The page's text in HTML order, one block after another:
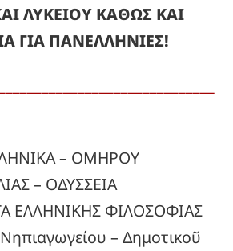
ΛΥΚΕΙΟΥ ΚΑΘΩΣ ΚΑΙ
ΓΙΑ ΠΑΝΕΛΛΗΝΙΕΣ!
– ΟΜΗΡΟΥ
– ΟΔΥΣΣΕΙΑ
ΕΛΛΗΝΙΚΗΣ ΦΙΛΟΣΟΦΙΑΣ
Νηπιαγωγείου – Δημοτικοῦ